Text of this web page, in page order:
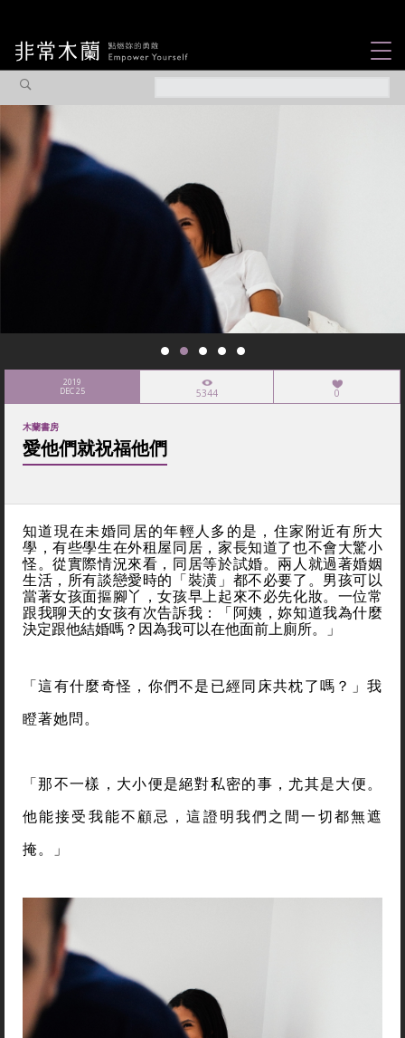
社會企業
認識我們
2019
DEC 25 5344 0
木蘭書房
愛他們就祝福他們
知道現在未婚同居的年輕人多的是，住家附近有所大
學，有些學生在外租屋同居，家長知道了也不會大驚小
怪。從實際情況來看，同居等於試婚。兩人就過著婚姻
生活，所有談戀愛時的「裝潢」都不必要了。男孩可以
當著女孩面摳腳丫，女孩早上起來不必先化妝。一位常
跟我聊天的女孩有次告訴我：「阿姨，妳知道我為什麼
決定跟他結婚嗎？因為我可以在他面前上廁所。」
「這有什麼奇怪，你們不是已經同床共枕了嗎？」我
瞪著她問。
「那不一樣，大小便是絕對私密的事，尤其是大便。
他能接受我能不顧忌，這證明我們之間一切都無遮
掩。」